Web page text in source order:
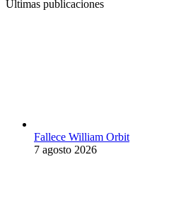
Últimas publicaciones
Fallece William Orbit
7 agosto 2026